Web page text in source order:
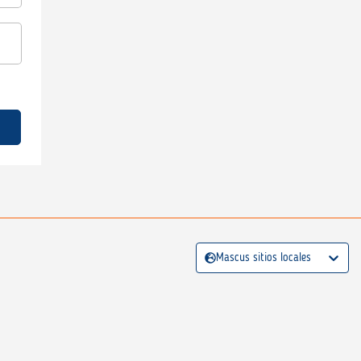
Mascus sitios locales